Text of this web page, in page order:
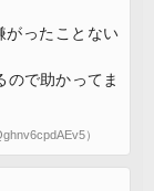
がったことない
ので助かってま
）